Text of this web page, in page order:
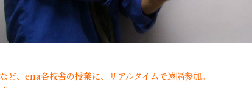
ena各校舎の授業に、リアルタイムで遠隔参加。